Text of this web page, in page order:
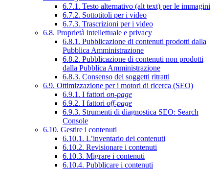
6.7.1. Testo alternativo (alt text) per le immagini
6.7.2. Sottotitoli per i video
6.7.3. Trascrizioni per i video
6.8. Proprietà intellettuale e privacy
6.8.1. Pubblicazione di contenuti prodotti dalla
Pubblica Amministrazione
6.8.2. Pubblicazione di contenuti non prodotti
dalla Pubblica Amministrazione
6.8.3. Consenso dei soggetti ritratti
6.9. Ottimizzazione per i motori di ricerca (SEO)
6.9.1. I fattori on-page
6.9.2. I fattori off-page
6.9.3. Strumenti di diagnostica SEO: Search
Console
6.10. Gestire i contenuti
6.10.1. L’inventario dei contenuti
6.10.2. Revisionare i contenuti
6.10.3. Migrare i contenuti
6.10.4. Pubblicare i contenuti